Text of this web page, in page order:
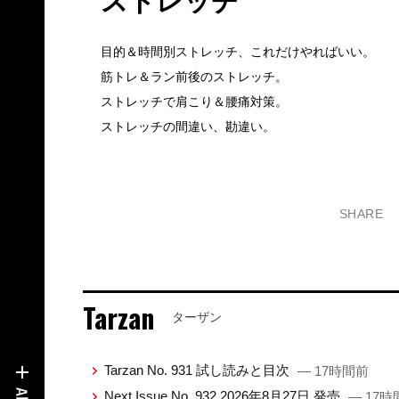
目的＆時間別ストレッチ、これだけやればいい。
筋トレ＆ラン前後のストレッチ。
ストレッチで肩こり＆腰痛対策。
ストレッチの間違い、勘違い。
SHARE
Tarzan ターザン
Tarzan No. 931 試し読みと目次 — 17時間前
Next Issue No. 932 2026年8月27日 発売